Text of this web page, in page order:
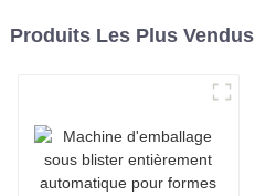
Produits Les Plus Vendus